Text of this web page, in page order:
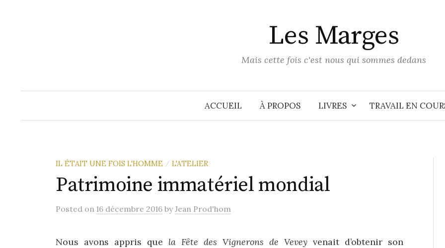
Les Marges
Mais cette fois c'est nous qui sommes dedans
ACCUEIL À PROPOS LIVRES TRAVAIL EN
IL ÉTAIT UNE FOIS L'HOMME / L'ATELIER
Patrimoine immatériel mondial
Posted on 16 décembre 2016 byJean Prod'hom
Nous avons appris que la Fête des Vignerons de Vevey venait d’obtenir son